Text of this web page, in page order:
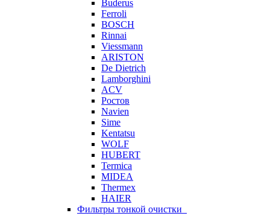
Buderus
Ferroli
BOSCH
Rinnai
Viessmann
ARISTON
De Dietrich
Lamborghini
ACV
Ростов
Navien
Sime
Kentatsu
WOLF
HUBERT
Termica
MIDEA
Thermex
HAIER
Фильтры тонкой очистки